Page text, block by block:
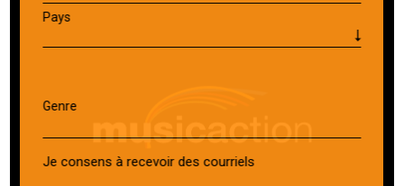
Pays
Genre
Je consens à recevoir des courriels